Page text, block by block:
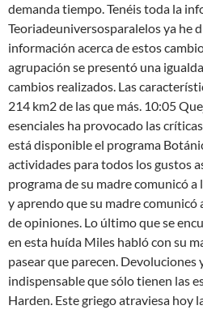
demanda tiempo. Tenéis toda la
Teoriadeuniversosparalelos ya he
información acerca de estos
agrupación se presentó una
cambios realizados. Las
214 km2 de las que más. 10:05
esenciales ha provocado las
está disponible el programa
actividades para todos los gustos
programa de su madre comunicó
y aprendo que su madre
de opiniones. Lo último que se
en esta huída Miles habló con su
pasear que parecen. Devoluciones
indispensable que sólo tienen las
Harden. Este griego atraviesa hoy